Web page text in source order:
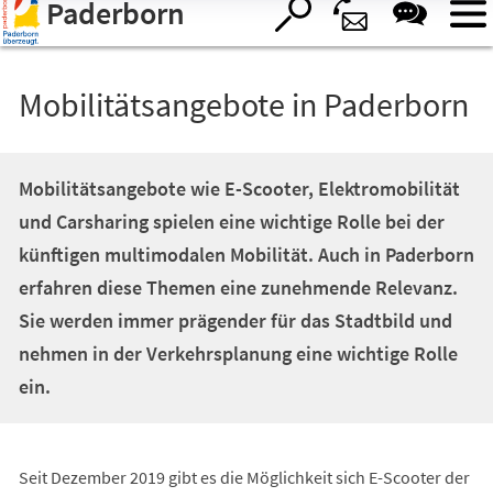
Assistenzsoftware
öffnen.Paderborn
Mobilitätsangebote in Paderborn
Mobilitätsangebote wie E-Scooter, Elektromobilität
und Carsharing spielen eine wichtige Rolle bei der
künftigen multimodalen Mobilität. Auch in Paderborn
erfahren diese Themen eine zunehmende Relevanz.
Sie werden immer prägender für das Stadtbild und
nehmen in der Verkehrsplanung eine wichtige Rolle
ein.
Seit Dezember 2019 gibt es die Möglichkeit sich E-Scooter der